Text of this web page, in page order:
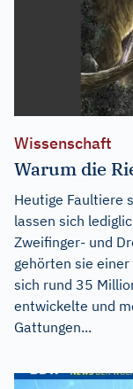
Wissenschaft
Warum die
Heutige Faultiere
lassen sich
Zweifinger- und
gehörten sie
sich rund 35
entwickelte und
Gattungen...